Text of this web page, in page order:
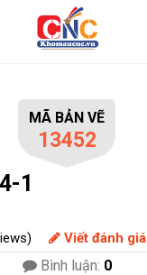
MÃ BẢN VẼ
13452
1
Viết đánh giá
Bình luận: 0